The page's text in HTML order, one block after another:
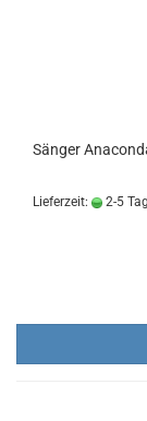
Sänger
Lieferzeit: 2-5